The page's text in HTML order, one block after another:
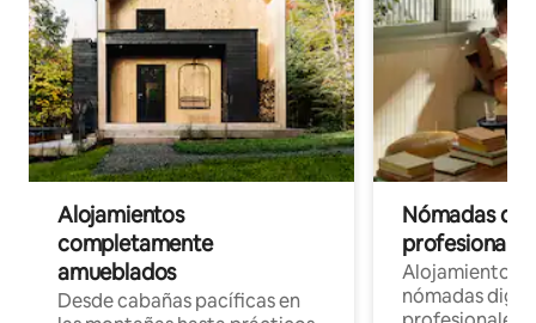
Alojamientos
completamente
amueblados
Desde cabañas pacíficas en
Nómadas
Alojamientos
nómadas